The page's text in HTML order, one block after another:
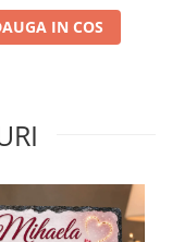
IN COS